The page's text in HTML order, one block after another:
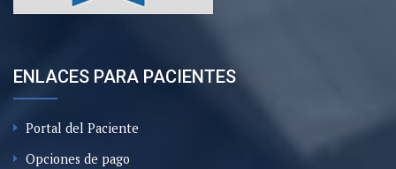
ENLACES PARA PACIENTES
Portal del Paciente
Opciones de pago